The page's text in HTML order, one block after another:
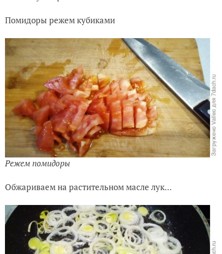
Помидоры режем кубиками
Режем помидоры
Обжариваем на растительном масле лук...